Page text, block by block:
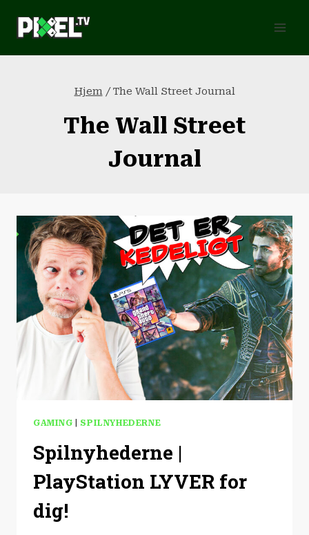
Hjem / The Wall Street Journal
The Wall Street
Journal
GAMING SPILNYHEDERNE
Spilnyhederne |
PlayStation LYVER for
dig!